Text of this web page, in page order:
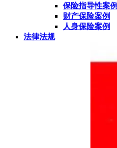
保险指导性案例
财产保险案例
人身保险案例
法律法规